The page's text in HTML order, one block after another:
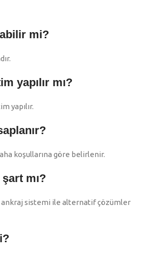
mi?
yapılır mı?
yapılır.
koşullarına göre belirlenir.
mı?
ankraj sistemi ile alternatif çözümler